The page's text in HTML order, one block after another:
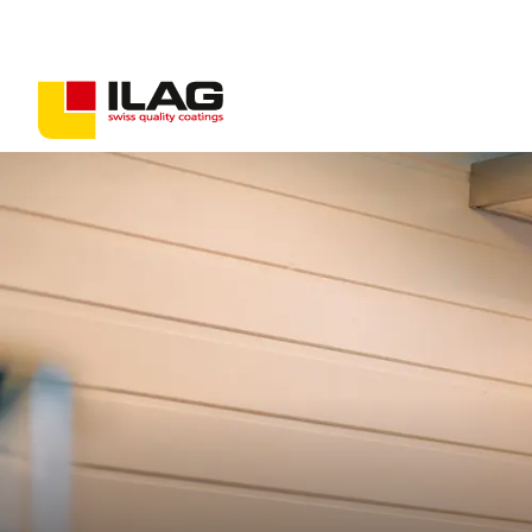
Beschichtungen für Konsumgüter
Beschichtungen für Industriegüter
Antihaft-Lösungen